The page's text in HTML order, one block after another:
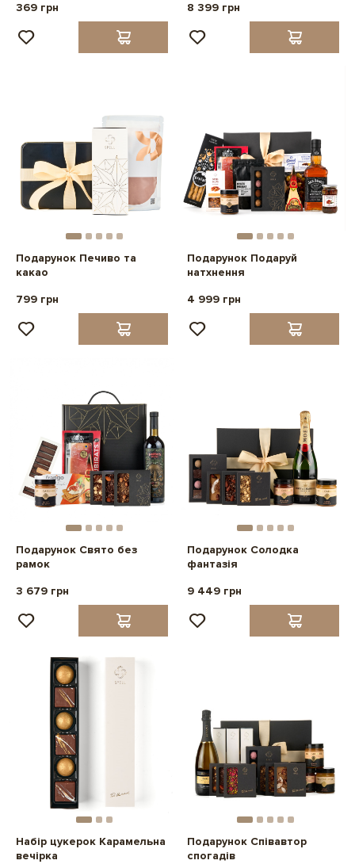
369 грн
8 399 грн
Подарунок Печиво та
какао
799 грн
Подарунок Подаруй
натхнення
4 999 грн
Подарунок Свято без
рамок
3 679 грн
Подарунок Солодка
фантазія
9 449 грн
Набір цукерок Карамельна
вечірка
Подарунок Співавтор
спогадів